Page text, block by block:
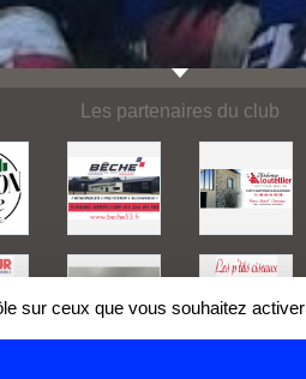
Les partenaires du club
sur ceux que vous souhaitez activer